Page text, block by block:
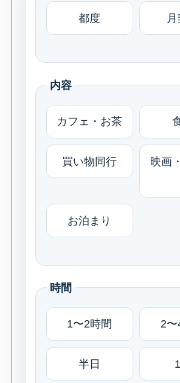
都度
内容
カフェ・お茶
買い物同行
映画
お泊まり
時間
1〜2時間 2〜
半日